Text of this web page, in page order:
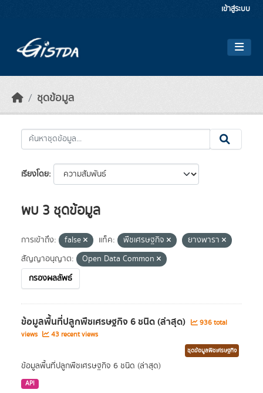
เข้าสู่ระบบ
ชุดข้อมูล
เรียงโดย
พบ 3 ชุดข้อมูล
การเข้าถึง: false แท็ค: พืชเศรษฐกิจ
ยางพารา
สัญญาอนุญาต:
Open Data Common
กรองผลลัพธ์
ข้อมูลพื้นที่ปลูกพืชเศรษฐกิจ 6 ชนิด (ล่าสุด)
936 total
views
43 recent views
ชุดข้อมูลพืชเศรษฐกิจ
ข้อมูลพื้นที่ปลูกพืชเศรษฐกิจ 6 ชนิด (ล่าสุด)
API